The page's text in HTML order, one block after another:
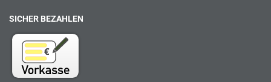
SICHER BEZAHLEN